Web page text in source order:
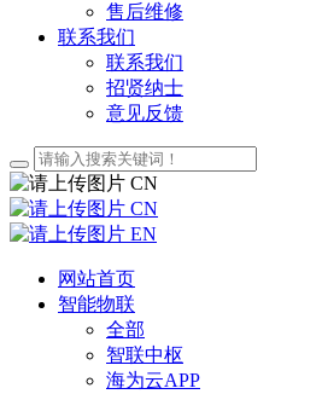
售后维修
联系我们
联系我们
招贤纳士
意见反馈
CN
CN
EN
网站首页
智能物联
全部
智联中枢
海为云APP